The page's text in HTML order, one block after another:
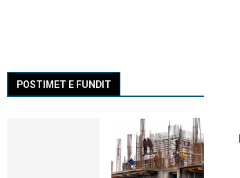
POSTIMET E FUNDIT